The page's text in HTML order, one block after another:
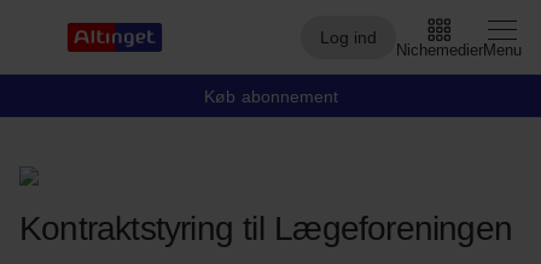
Log ind
Nichemedier
Arktis
Menu
Køb abonnement
Kontraktstyring til Lægeforeningen